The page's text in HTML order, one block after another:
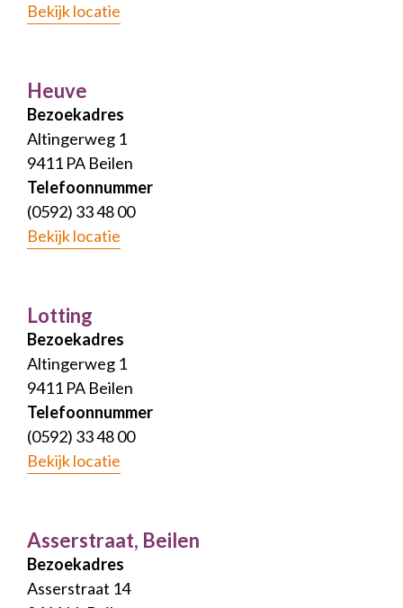
Bekijk locatie
Heuve
Bezoekadres
Altingerweg 1
9411 PA Beilen
Telefoonnummer
(0592) 33 48 00
Bekijk locatie
Lotting
Bezoekadres
Altingerweg 1
9411 PA Beilen
Telefoonnummer
(0592) 33 48 00
Bekijk locatie
Asserstraat, Beilen
Bezoekadres
Asserstraat 14